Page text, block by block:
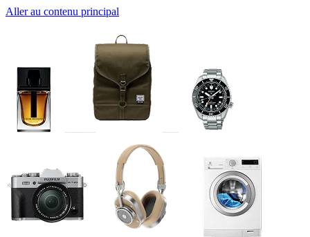
Aller au contenu principal